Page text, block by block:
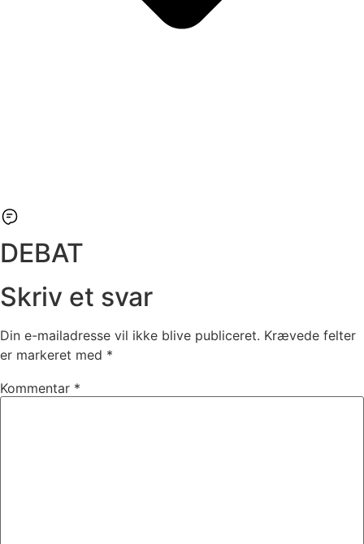
DEBAT
Skriv et svar
Din e-mailadresse vil ikke blive publiceret. Krævede felter
er markeret med *
Kommentar *